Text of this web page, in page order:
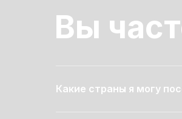
Вы
Какие страны я могу